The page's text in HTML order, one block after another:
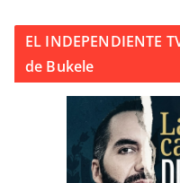
EL INDEPENDIENTE
de Bukele